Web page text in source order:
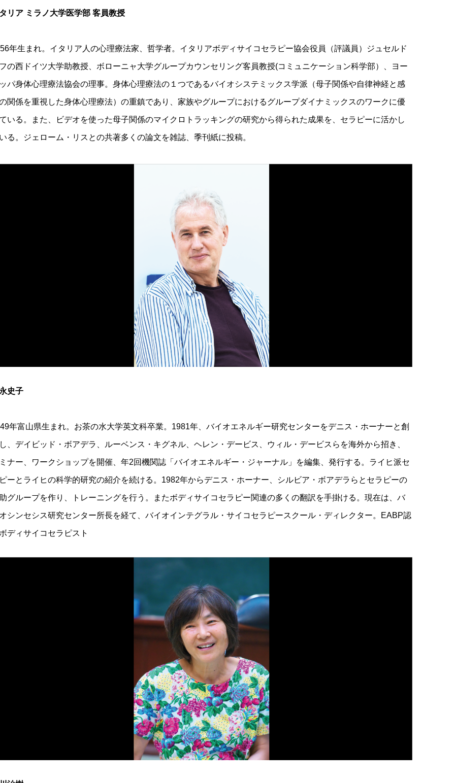
リア ミラノ大学医学部 客員教授
年生まれ。イタリア人の心理療法家、哲学者。イタリアボディサイコセラピー協会役員（評議員）ジュセルド
の西ドイツ大学助教授、ボローニャ大学グループカウンセリング客員教授(コミュニケーション科学部）、ヨー
パ身体心理療法協会の理事。身体心理療法の１つであるバイオシステミックス学派（母子関係や自律神経と感
関係を重視した身体心理療法）の重鎮であり、家族やグループにおけるグループダイナミックスのワークに優
いる。また、ビデオを使った母子関係のマイクロトラッキングの研究から得られた成果を、セラピーに活かし
る。ジェローム・リスとの共著多くの論文を雑誌、季刊紙に投稿。
史子
年富山県生まれ。お茶の水大学英文科卒業。1981年、バイオエネルギー研究センターをデニス・ホーナーと創
、デイビッド・ボアデラ、ルーベンス・キグネル、ヘレン・デービス、ウィル・デービスらを海外から招き、
ナー、ワークショップを開催、年2回機関誌「バイオエネルギー・ジャーナル」を編集、発行する。ライヒ派セ
ーとライヒの科学的研究の紹介を続ける。1982年からデニス・ホーナー、シルビア・ボアデラらとセラピーの
グループを作り、トレーニングを行う。またボディサイコセラピー関連の多くの翻訳を手掛ける。現在は、バ
シンセシス研究センター所長を経て、バイオインテグラル・サイコセラピースクール・ディレクター。EABP認
ディサイコセラピスト